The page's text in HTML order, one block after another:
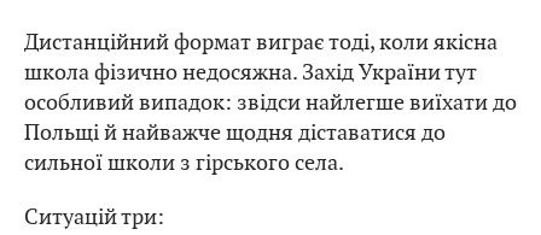
Дистанційний формат виграє тоді, коли якісна
школа фізично недосяжна. Захід України тут
особливий випадок: звідси найлегше виїхати до
Польщі й найважче щодня діставатися до
сильної школи з гірського села.
Ситуацій три: